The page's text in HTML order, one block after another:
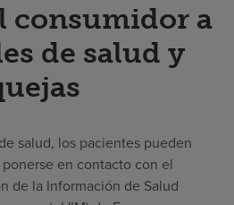
consumidor a
de salud y
salud, los pacientes pueden
en contacto con el
de la Información de Salud